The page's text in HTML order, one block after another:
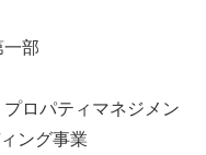
部
ロパティマネジメン
ング事業